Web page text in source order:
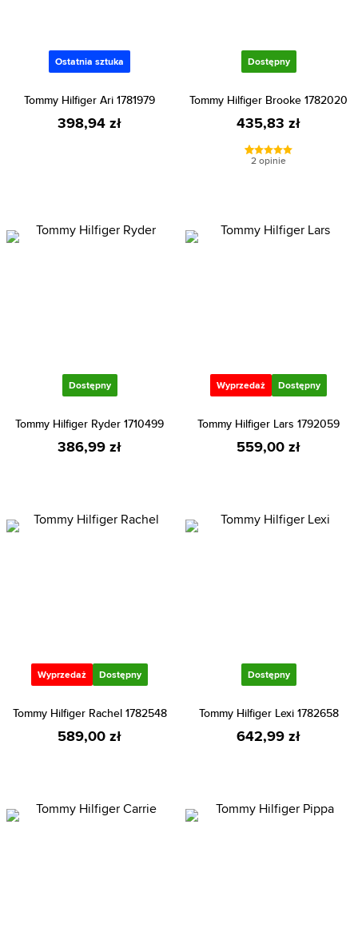
Ostatnia sztuka
Tommy Hilfiger Ari 1781979
398,94 zł
Dostępny
Tommy Hilfiger Brooke 1782020
435,83 zł
2 opinie
Dostępny
Tommy Hilfiger Ryder 1710499
386,99 zł
Wyprzedaż Dostępny
Tommy Hilfiger Lars 1792059
559,00 zł
Wyprzedaż Dostępny
Tommy Hilfiger Rachel 1782548
589,00 zł
Dostępny
Tommy Hilfiger Lexi 1782658
642,99 zł